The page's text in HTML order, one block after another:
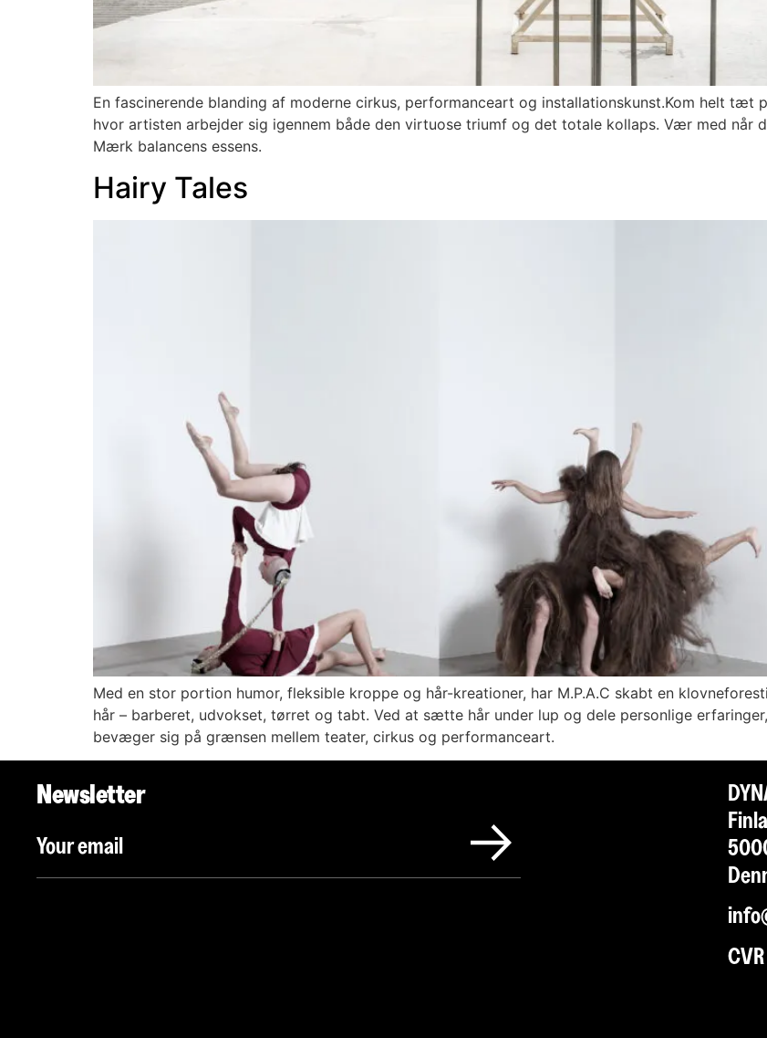
En fascinerende blanding af moderne cirkus, performanceart og installationskunst.Kom helt tæt
hvor artisten arbejder sig igennem både den virtuose triumf og det totale kollaps. Vær med når
Mærk balancens essens.
Hairy Tales
Med en stor portion humor, fleksible kroppe og hår-kreationer, har M.P.A.C skabt en
hår – barberet, udvokset, tørret og tabt. Ved at sætte hår under lup og dele personlige
bevæger sig på grænsen mellem teater, cirkus og performanceart.
Newsletter